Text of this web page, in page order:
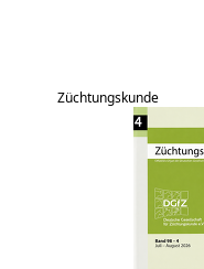
Züchtungskunde